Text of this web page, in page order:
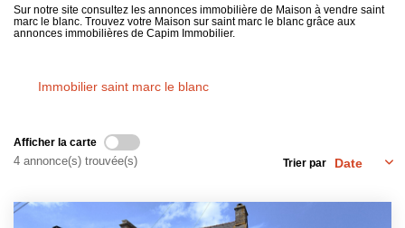
Nos Actualités
Sur notre site consultez les annonces immobilière de Maison à vendre saint
marc le blanc. Trouvez votre Maison sur saint marc le blanc grâce aux
annonces immobilières de Capim Immobilier.
Immobilier saint marc le blanc
Afficher la carte
4 annonce(s) trouvée(s) Trier par